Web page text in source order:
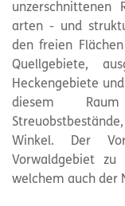
arten - und
den freien
Quellgebiete,
Heckengebiete
diesem
Winkel. Der
Vorwaldgebiet
welchem auch der